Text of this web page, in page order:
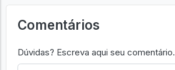
Comentários
Dúvidas? Escreva aqui seu comentário.